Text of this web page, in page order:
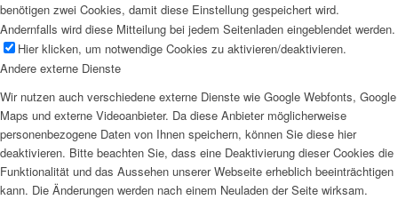
benötigen zwei Cookies, damit diese Einstellung gespeichert wird.
Andernfalls wird diese Mitteilung bei jedem Seitenladen eingeblendet werden.
Hier klicken, um notwendige Cookies zu aktivieren/deaktivieren.
Andere externe Dienste
Wir nutzen auch verschiedene externe Dienste wie Google Webfonts, Google
Maps und externe Videoanbieter. Da diese Anbieter möglicherweise
personenbezogene Daten von Ihnen speichern, können Sie diese hier
deaktivieren. Bitte beachten Sie, dass eine Deaktivierung dieser Cookies die
Funktionalität und das Aussehen unserer Webseite erheblich beeinträchtigen
kann. Die Änderungen werden nach einem Neuladen der Seite wirksam.